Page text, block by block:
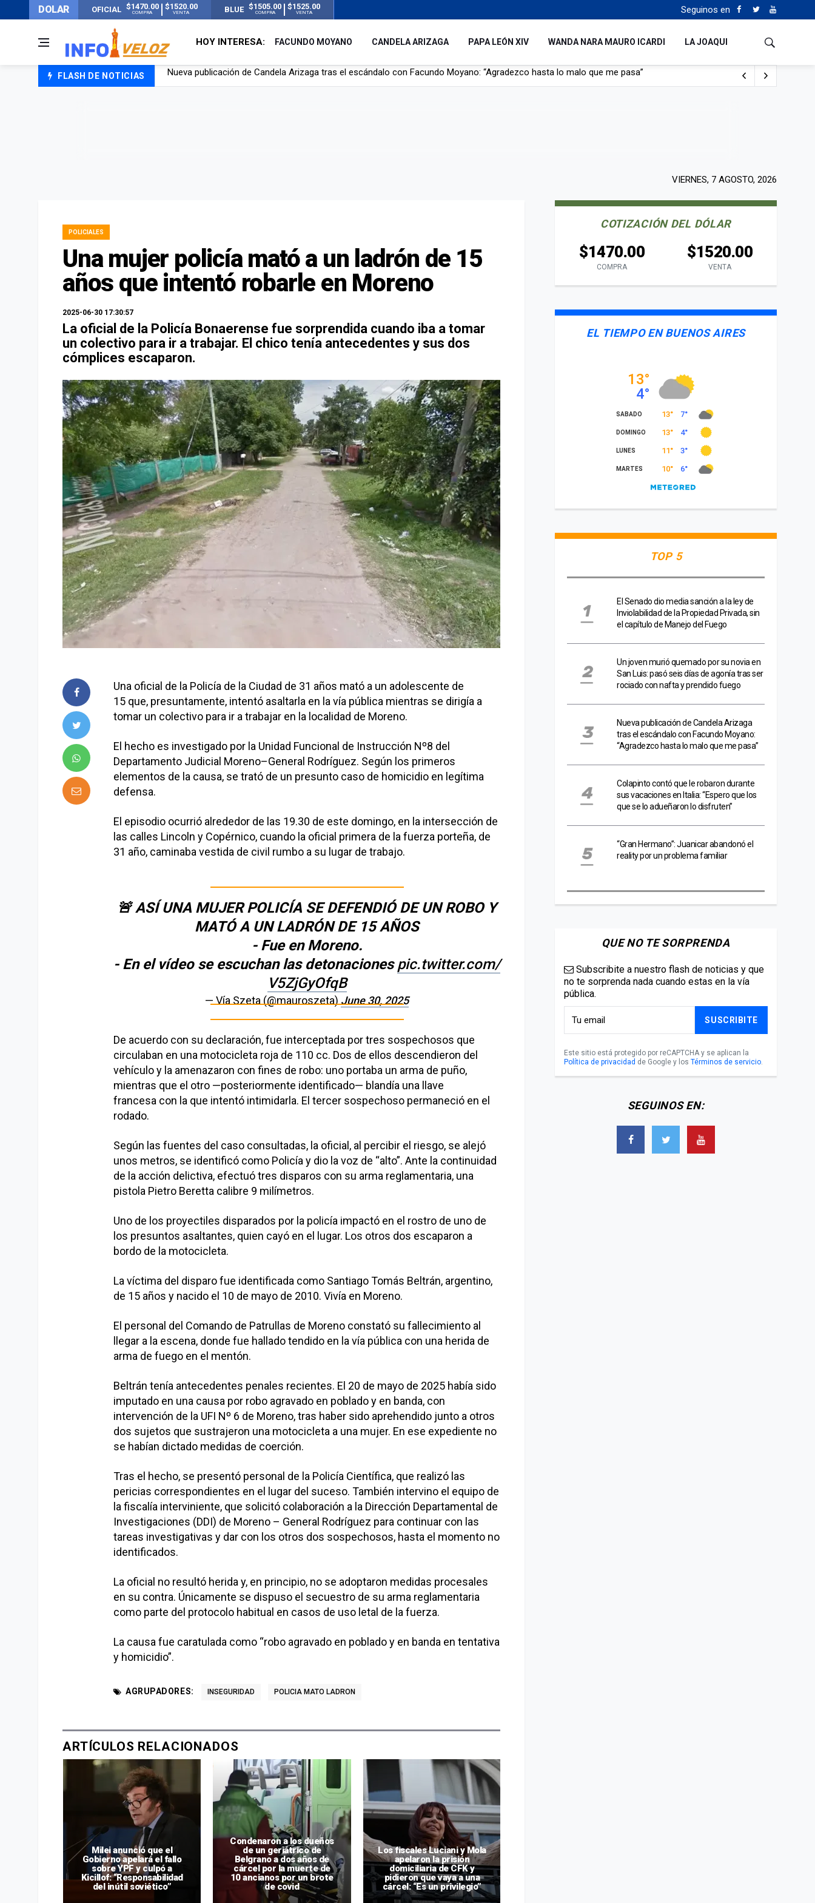
DOLAR OFICIAL $1470.00
COMPRA
$1520.00
VENTA BLUE $1505.00
COMPRA
$1525.00
VENTA Seguinos en
HOY INTERESA: FACUNDO MOYANO CANDELA ARIZAGA PAPA LEÓN XIV WANDA NARA MAURO ICARDI LA JOAQUI
FLASH DE NOTICIAS
Un joven murió quemado por su novia en San Luis: pasó seis días de agonía tras ser rociado con nafta y prendido fuego
VIERNES, 7 AGOSTO, 2026
POLICIALES
Una mujer policía mató a un ladrón de 15
años que intentó robarle en Moreno
2025-06-30 17:30:57
La oficial de la Policía Bonaerense fue sorprendida cuando iba a tomar
un colectivo para ir a trabajar. El chico tenía antecedentes y sus dos
cómplices escaparon.
Una oficial de la Policía de la Ciudad de 31 años mató a un adolescente de
15 que, presuntamente, intentó asaltarla en la vía pública mientras se dirigía a
tomar un colectivo para ir a trabajar en la localidad de Moreno.
El hecho es investigado por la Unidad Funcional de Instrucción Nº8 del
Departamento Judicial Moreno–General Rodríguez. Según los primeros
elementos de la causa, se trató de un presunto caso de homicidio en legítima
defensa.
El episodio ocurrió alrededor de las 19.30 de este domingo, en la intersección de
las calles Lincoln y Copérnico, cuando la oficial primera de la fuerza porteña, de
31 año, caminaba vestida de civil rumbo a su lugar de trabajo.
🚨 ASÍ UNA MUJER POLICÍA SE DEFENDIÓ DE UN ROBO Y
MATÓ A UN LADRÓN DE 15 AÑOS
- Fue en Moreno.
- En el vídeo se escuchan las detonacionespic.twitter.com/
V5ZjGyOfqB
— Vía Szeta (@mauroszeta) June 30, 2025
De acuerdo con su declaración, fue interceptada por tres sospechosos que
circulaban en una motocicleta roja de 110 cc. Dos de ellos descendieron del
vehículo y la amenazaron con fines de robo: uno portaba un arma de puño,
mientras que el otro —posteriormente identificado— blandía una llave
francesa con la que intentó intimidarla. El tercer sospechoso permaneció en el
rodado.
Según las fuentes del caso consultadas, la oficial, al percibir el riesgo, se alejó
unos metros, se identificó como Policía y dio la voz de “alto”. Ante la continuidad
de la acción delictiva, efectuó tres disparos con su arma reglamentaria, una
pistola Pietro Beretta calibre 9 milímetros.
Uno de los proyectiles disparados por la policía impactó en el rostro de uno de
los presuntos asaltantes, quien cayó en el lugar. Los otros dos escaparon a
bordo de la motocicleta.
La víctima del disparo fue identificada como Santiago Tomás Beltrán, argentino,
de 15 años y nacido el 10 de mayo de 2010. Vivía en Moreno.
El personal del Comando de Patrullas de Moreno constató su fallecimiento al
llegar a la escena, donde fue hallado tendido en la vía pública con una herida de
arma de fuego en el mentón.
Beltrán tenía antecedentes penales recientes. El 20 de mayo de 2025 había sido
imputado en una causa por robo agravado en poblado y en banda, con
intervención de la UFI Nº 6 de Moreno, tras haber sido aprehendido junto a otros
dos sujetos que sustrajeron una motocicleta a una mujer. En ese expediente no
se habían dictado medidas de coerción.
Tras el hecho, se presentó personal de la Policía Científica, que realizó las
pericias correspondientes en el lugar del suceso. También intervino el equipo de
la fiscalía interviniente, que solicitó colaboración a la Dirección Departamental de
Investigaciones (DDI) de Moreno – General Rodríguez para continuar con las
tareas investigativas y dar con los otros dos sospechosos, hasta el momento no
identificados.
La oficial no resultó herida y, en principio, no se adoptaron medidas procesales
en su contra. Únicamente se dispuso el secuestro de su arma reglamentaria
como parte del protocolo habitual en casos de uso letal de la fuerza.
La causa fue caratulada como “robo agravado en poblado y en banda en tentativa
y homicidio”.
AGRUPADORES: INSEGURIDAD POLICIA MATO LADRON
ARTÍCULOS RELACIONADOS
Milei anunció que el
Gobierno apelará el fallo
sobre YPF y culpó a
Kicillof: “Responsabilidad
del inútil soviético”
Condenaron a los dueños
de un geriátrico de
Belgrano a dos años de
cárcel por la muerte de
10 ancianos por un brote
de covid
Los fiscales Luciani y Mola
apelaron la prisión
domiciliaria de CFK y
pidieron que vaya a una
cárcel: “Es un privilegio”
COTIZACIÓN DEL DÓLAR
$1470.00
COMPRA
$1520.00
VENTA
EL TIEMPO EN BUENOS AIRES
TOP 5
El Senado dio media sanción a la ley de
Inviolabilidad de la Propiedad Privada, sin
el capítulo de Manejo del Fuego
Un joven murió quemado por su novia en
San Luis: pasó seis días de agonía tras ser
rociado con nafta y prendido fuego
Nueva publicación de Candela Arizaga
tras el escándalo con Facundo Moyano:
“Agradezco hasta lo malo que me pasa”
Colapinto contó que le robaron durante
sus vacaciones en Italia: “Espero que los
que se lo adueñaron lo disfruten”
“Gran Hermano”: Juanicar abandonó el
reality por un problema familiar
QUE NO TE SORPRENDA
Subscribite a nuestro flash de noticias y que
no te sorprenda nada cuando estas en la vía
pública.
SUSCRIBITE
Este sitio está protegido por reCAPTCHA y se aplican la
Política de privacidad de Google y los Términos de servicio.
SEGUINOS EN: